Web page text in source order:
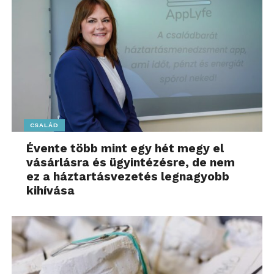
CSALÁD
Évente több mint egy hét megy el
vásárlásra és ügyintézésre, de nem
ez a háztartásvezetés legnagyobb
kihívása